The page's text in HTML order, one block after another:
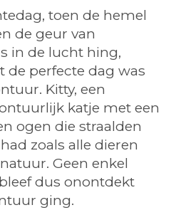
toen de hemel
de geur van
in de lucht hing,
de perfecte dag was
Kitty, een
katje met een
ogen die straalden
zoals alle dieren
Geen enkel
dus onontdekt
ging.